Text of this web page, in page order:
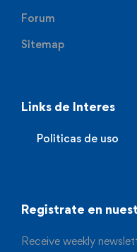
Forum
Sitemap
Links de Interes
Politicas de uso
Registrate en
Receive weekly